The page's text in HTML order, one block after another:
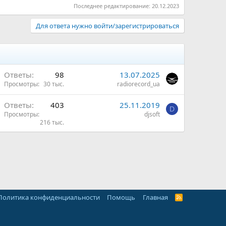
Последнее редактирование: 20.12.2023
Для ответа нужно войти/зарегистрироваться
Ответы 98
Просмотры 30 тыс.
13.07.2025
radiorecord_ua
Ответы 403
Просмотры
216 тыс.
25.11.2019
djsoft
D
конфиденциальности Помощь Главная
R